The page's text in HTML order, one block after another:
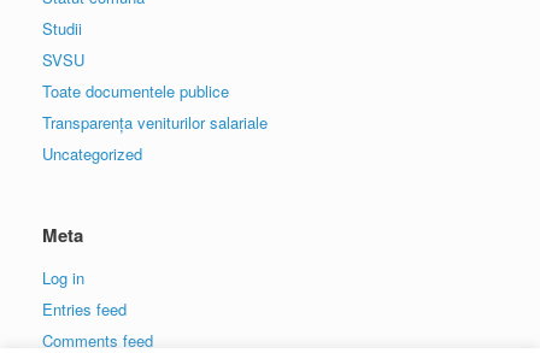
Studii
SVSU
Toate documentele publice
Transparența veniturilor salariale
Uncategorized
Meta
Log in
Entries feed
Comments feed